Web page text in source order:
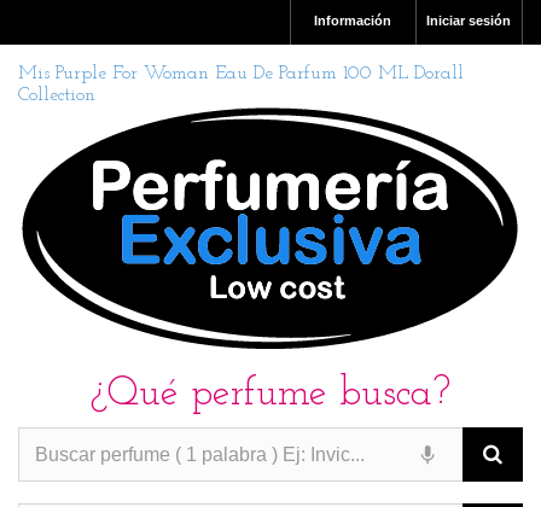
Iniciar sesión
Información
Mis Purple For Woman Eau De Parfum 100 ML Dorall
Collection
¿Qué perfume busca?